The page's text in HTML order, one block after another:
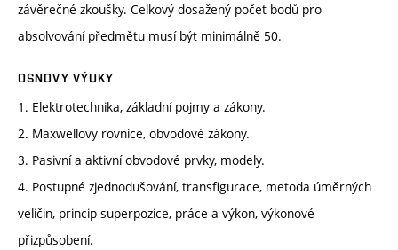
závěrečné zkoušky. Celkový dosažený počet bodů pro
absolvování předmětu musí být minimálně 50.
OSNOVY VÝUKY
1. Elektrotechnika, základní pojmy a zákony.
2. Maxwellovy rovnice, obvodové zákony.
3. Pasivní a aktivní obvodové prvky, modely.
4. Postupné zjednodušování, transfigurace, metoda úměrných
veličin, princip superpozice, práce a výkon, výkonové
přizpůsobení.